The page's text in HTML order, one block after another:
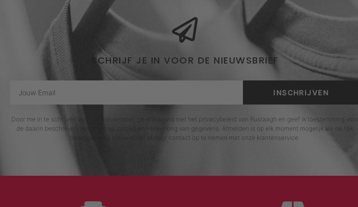
SCHRIJF JE IN VOOR DE NIEUWSBRIEF
INSCHRIJVEN
Door me in te schrijven voor de nieuwsbrief, ga ik akkoord met het privacybeleid van Rustaagh en geef ik toestemming voor
de daarin beschreven verzameling, opslag en verwerking van gegevens. Afmelden is op elk moment mogelijk via de link
onderaan elke nieuwsbrief of door contact op te nemen met onze klantenservice.